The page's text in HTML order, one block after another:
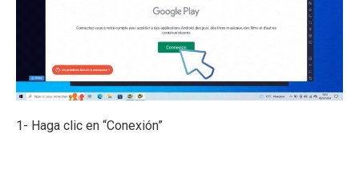
1- Haga clic en “Conexión”